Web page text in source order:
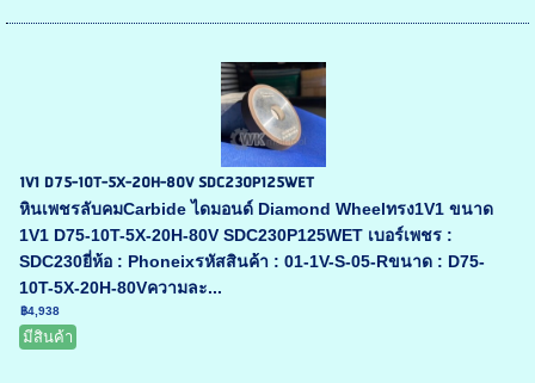
1V1 D75-10T-5X-20H-80V SDC230P125WET
หินเพชรลับคมCarbide ไดมอนด์ Diamond Wheelทรง1V1 ขนาด
1V1 D75-10T-5X-20H-80V SDC230P125WET เบอร์เพชร :
SDC230ยี่ห้อ : Phoneixรหัสสินค้า : 01-1V-S-05-Rขนาด : D75-
10T-5X-20H-80Vความละ...
฿4,938
มีสินค้า